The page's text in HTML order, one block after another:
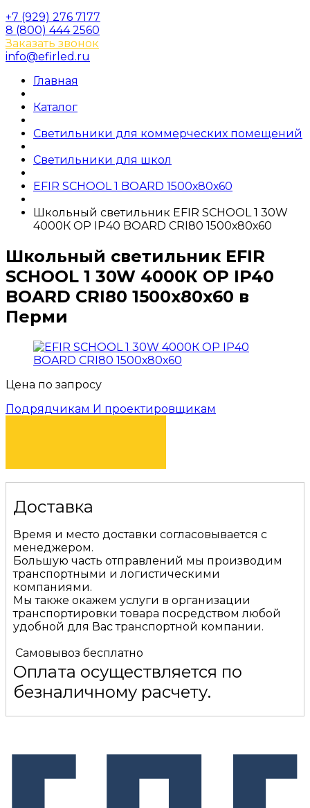
+7 (929) 276 7177
8 (800) 444 2560
Заказать звонок
info@efirled.ru
Главная
Каталог
Светильники для коммерческих помещений
Светильники для школ
EFIR SCHOOL 1 BOARD 1500х80х60
Школьный светильник EFIR SCHOOL 1 30W
4000К OP IP40 BOARD CRI80 1500х80х60
Школьный светильник EFIR
SCHOOL 1 30W 4000К OP IP40
BOARD CRI80 1500х80х60 в
Перми
Цена по запросу
Подрядчикам И проектировщикам
Доставка
Время и место доставки согласовывается с
менеджером.
Большую часть отправлений мы производим
транспортными и логистическими
компаниями.
Мы также окажем услуги в организации
транспортировки товара посредством любой
удобной для Вас транспортной компании.
Самовывоз бесплатно
Оплата осуществляется по
безналичному расчету.